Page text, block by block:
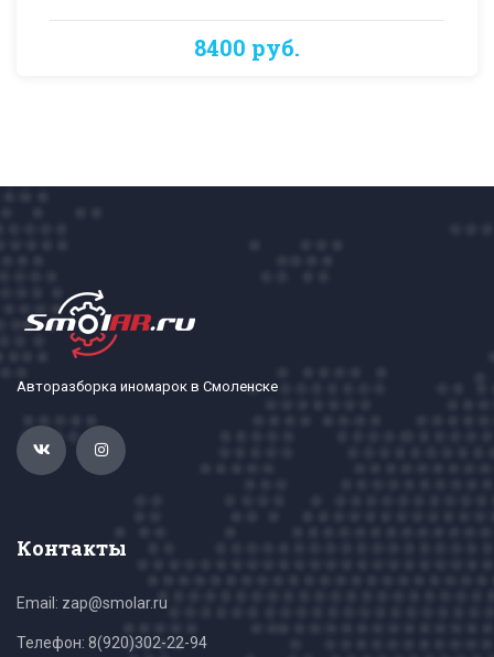
8400 руб.
Авторазборка иномарок в Смоленске
Контакты
Email: zap@smolar.ru
Телефон: 8(920)302-22-94